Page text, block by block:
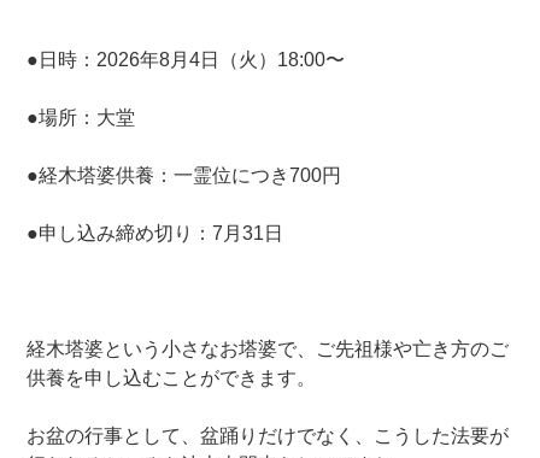
●日時：2026年8月4日（火）18:00〜
●場所：大堂
●経木塔婆供養：一霊位につき700円
●申し込み締め切り：7月31日
経木塔婆という小さなお塔婆で、ご先祖様や亡き方のご
供養を申し込むことができます。
お盆の行事として、盆踊りだけでなく、こうした法要が